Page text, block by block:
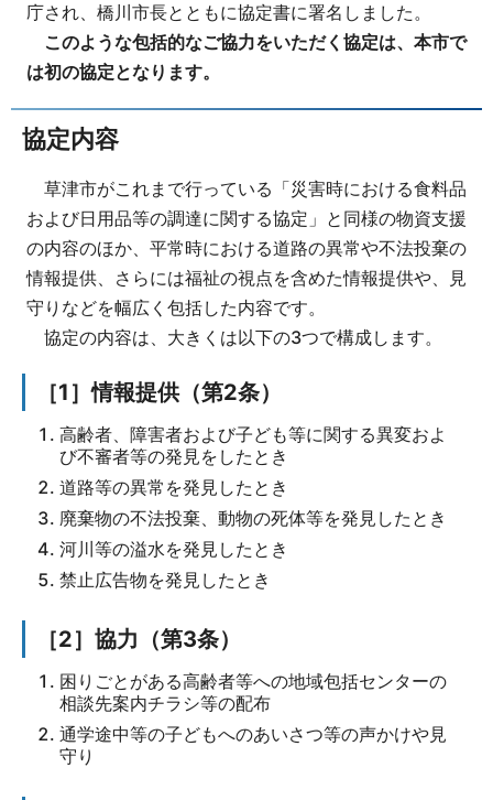
庁され、橋川市長とともに協定書に署名しました。
このような包括的なご協力をいただく協定は、本市で
は初の協定となります。
協定内容
草津市がこれまで行っている「災害時における食料品
および日用品等の調達に関する協定」と同様の物資支援
の内容のほか、平常時における道路の異常や不法投棄の
情報提供、さらには福祉の視点を含めた情報提供や、見
守りなどを幅広く包括した内容です。
協定の内容は、大きくは以下の3つで構成します。
［1］情報提供（第2条）
高齢者、障害者および子ども等に関する異変およ
び不審者等の発見をしたとき
道路等の異常を発見したとき
廃棄物の不法投棄、動物の死体等を発見したとき
河川等の溢水を発見したとき
禁止広告物を発見したとき
［2］協力（第3条）
困りごとがある高齢者等への地域包括センターの
相談先案内チラシ等の配布
通学途中等の子どもへのあいさつ等の声かけや見
守り